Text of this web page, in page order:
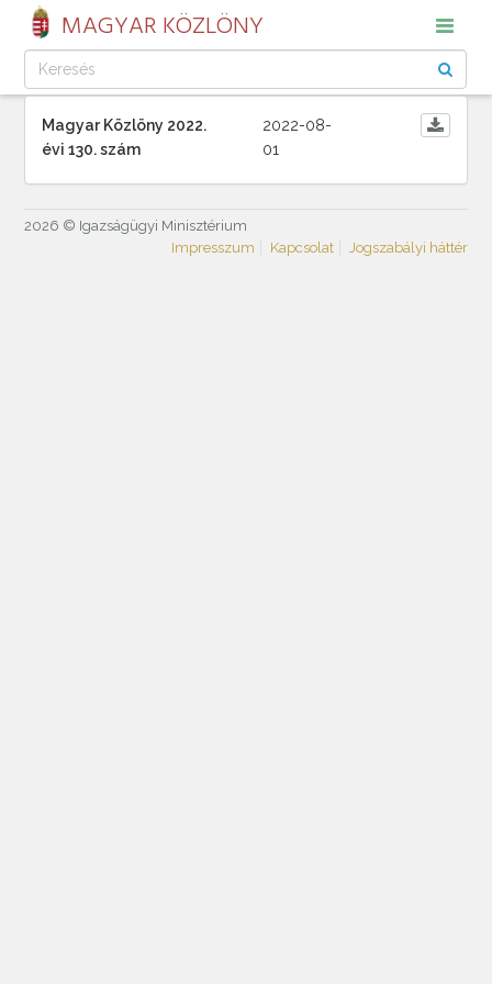
MAGYAR KÖZLÖNY
Magyar Közlöny 2022.
évi 130. szám
2022-08-
01
2026 © Igazságügyi Minisztérium
Impresszum
Kapcsolat Jogszabályi háttér